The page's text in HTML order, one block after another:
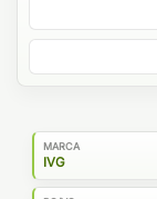
MARCA
IVG